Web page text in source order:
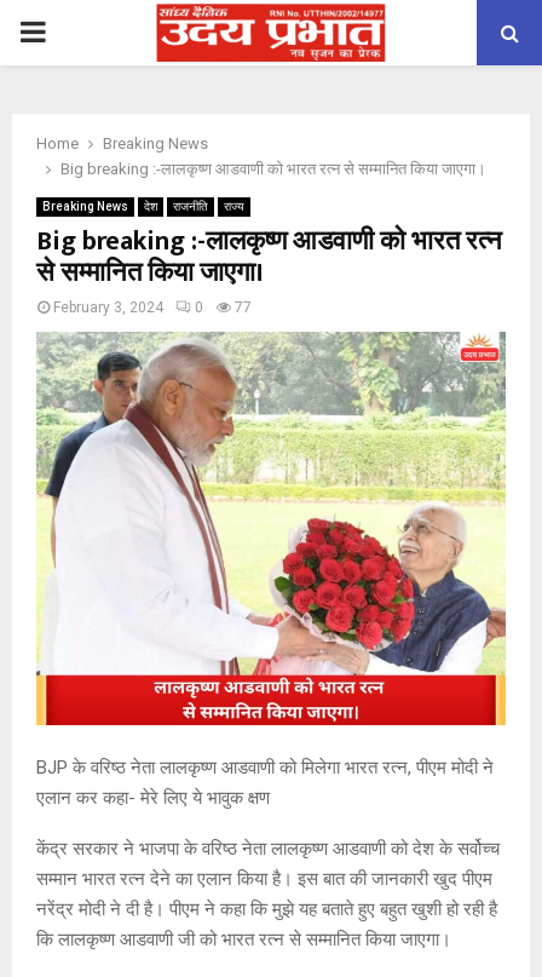
PRIMARY
Home
Breaking News
Big breaking :-लालकृष्ण आडवाणी को भारत रत्न से सम्मानित किया जाएगा।
Breaking News देश राजनीति राज्य
Big breaking :-लालकृष्ण आडवाणी को भारत रत्न
से सम्मानित किया जाएगा।
February 3, 2024 0 77
BJP के वरिष्ठ नेता लालकृष्ण आडवाणी को मिलेगा भारत रत्न, पीएम मोदी ने
एलान कर कहा- मेरे लिए ये भावुक क्षण
केंद्र सरकार ने भाजपा के वरिष्ठ नेता लालकृष्ण आडवाणी को देश के सर्वोच्च
सम्मान भारत रत्न देने का एलान किया है। इस बात की जानकारी खुद पीएम
नरेंद्र मोदी ने दी है। पीएम ने कहा कि मुझे यह बताते हुए बहुत खुशी हो रही है
कि लालकृष्ण आडवाणी जी को भारत रत्न से सम्मानित किया जाएगा।